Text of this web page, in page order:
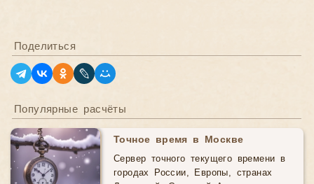
Поделиться
Популярные расчёты
Точное время в Москве
Сервер точного текущего времени в
городах России, Европы, странах